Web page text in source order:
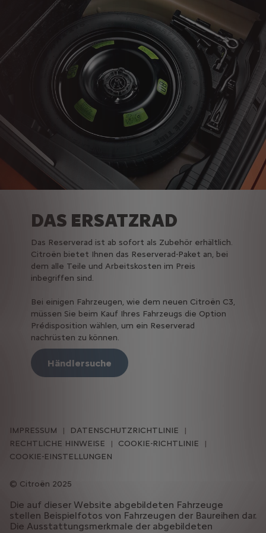
DAS ERSATZRAD
Das Reserverad ist ab sofort als Zubehör erhältlich.
Citroën bietet Ihnen das Reserverad-Paket an, bei
dem alle Teile und Arbeitskosten im Preis
inbegriffen sind.
Bei einigen Fahrzeugen, wie dem neuen Citroën C3,
müssen Sie beim Kauf Ihres Fahrzeugs die Option
Prédisposition wählen, um ein Reserverad
nachrüsten zu können.
Händlersuche
Citroën 2025
IMPRESSUM
DATENSCHUTZRICHTLINIE
RECHTLICHE HINWEISE
COOKIE-RICHTLINIE
COOKIE-EINSTELLUNGEN
Die auf dieser Website abgebildeten Fahrzeuge
stellen Beispielfotos von Fahrzeugen der Baureihen dar.
Die Ausstattungsmerkmale der abgebildeten